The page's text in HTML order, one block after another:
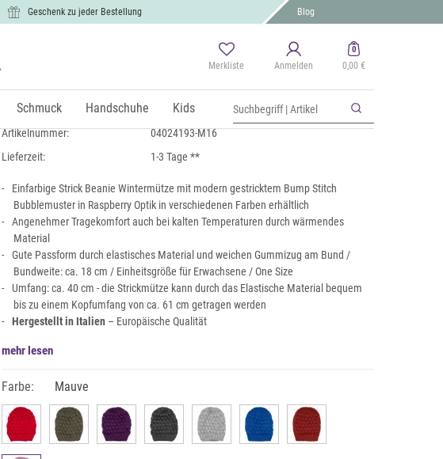
Geschenk zu jeder Bestellung Blog
Merkliste Anmelden
0
0,00 €
Schmuck Handschuhe Kids
Strickmütze mit Bubblemuster
16,99 €
inkl. MwSt., zzgl.Versand
Artikelnummer:
04024193-M16
Lieferzeit:
1-3 Tage **
Einfarbige Strick Beanie Wintermütze mit modern gestricktem Bump Stitch
Bubblemuster in Raspberry Optik in verschiedenen Farben erhältlich
Angenehmer Tragekomfort auch bei kalten Temperaturen durch wärmendes
Material
Gute Passform durch elastisches Material und weichen Gummizug am Bund /
Bundweite: ca. 18 cm / Einheitsgröße für Erwachsene / One Size
Umfang: ca. 40 cm - die Strickmütze kann durch das Elastische Material bequem
bis zu einem Kopfumfang von ca. 61 cm getragen werden
Hergestellt in Italien– Europäische Qualität
mehr lesen
Farbe: Mauve